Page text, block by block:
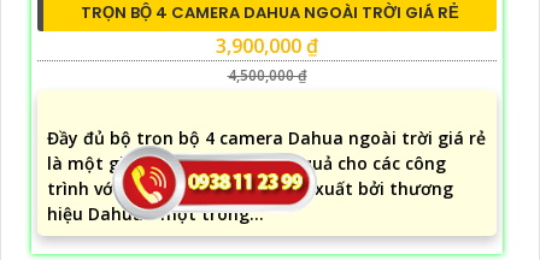
TRỌN BỘ 4 CAMERA DAHUA NGOÀI TRỜI GIÁ RẺ
3,900,000 ₫
4,500,000 ₫
Đầy đủ bộ trọn bộ 4 camera Dahua ngoài trời giá rẻ
là một giải pháp an ninh hiệu quả cho các công
trình với chi phí thấp. Được sản xuất bởi thương
hiệu Dahua - một trong...